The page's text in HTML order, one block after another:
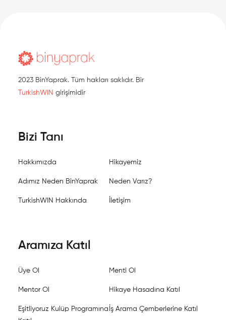
2023 BinYaprak. Tüm hakları saklıdır. Bir
TurkishWIN girişimidir
Bizi Tanı
Hakkımızda Hikayemiz
Adımız Neden BinYaprak Neden Varız?
TurkishWIN Hakkında İletişim
Aramıza Katıl
Üye Ol Menti Ol
Mentor Ol Hikaye Hasadına Katıl
Eşitliyoruz Kulüp Programına İş Arama Çemberlerine Katıl